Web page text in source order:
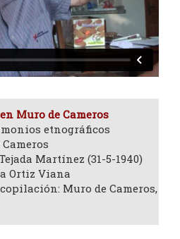
Muro de Cameros
etnográficos
Martínez (31-5-1940)
Ortiz Viana
Muro de Cameros,